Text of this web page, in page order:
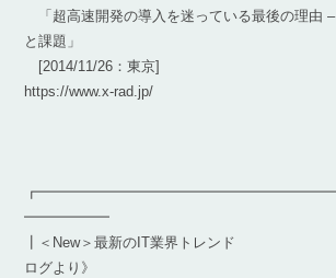
「超高速開発の導入を迷っている最後の理由
と課題」
[2014/11/26：東京]
https://www.x-rad.jp/
━━━━━━
┃＜New＞最新のIT業界トレンド 《
ログより》